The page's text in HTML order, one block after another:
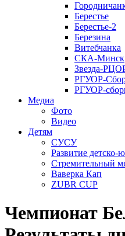
Берестье
Берестье-2
Березина
Витебчанка
СКА-Минск
Звезда-
РГУОР-
РГУОР-
Медиа
Фото
Видео
Детям
СУСУ
Развитие детско-
Стремительный
Ваверка Кап
ZUBR CUP
Чемпионат